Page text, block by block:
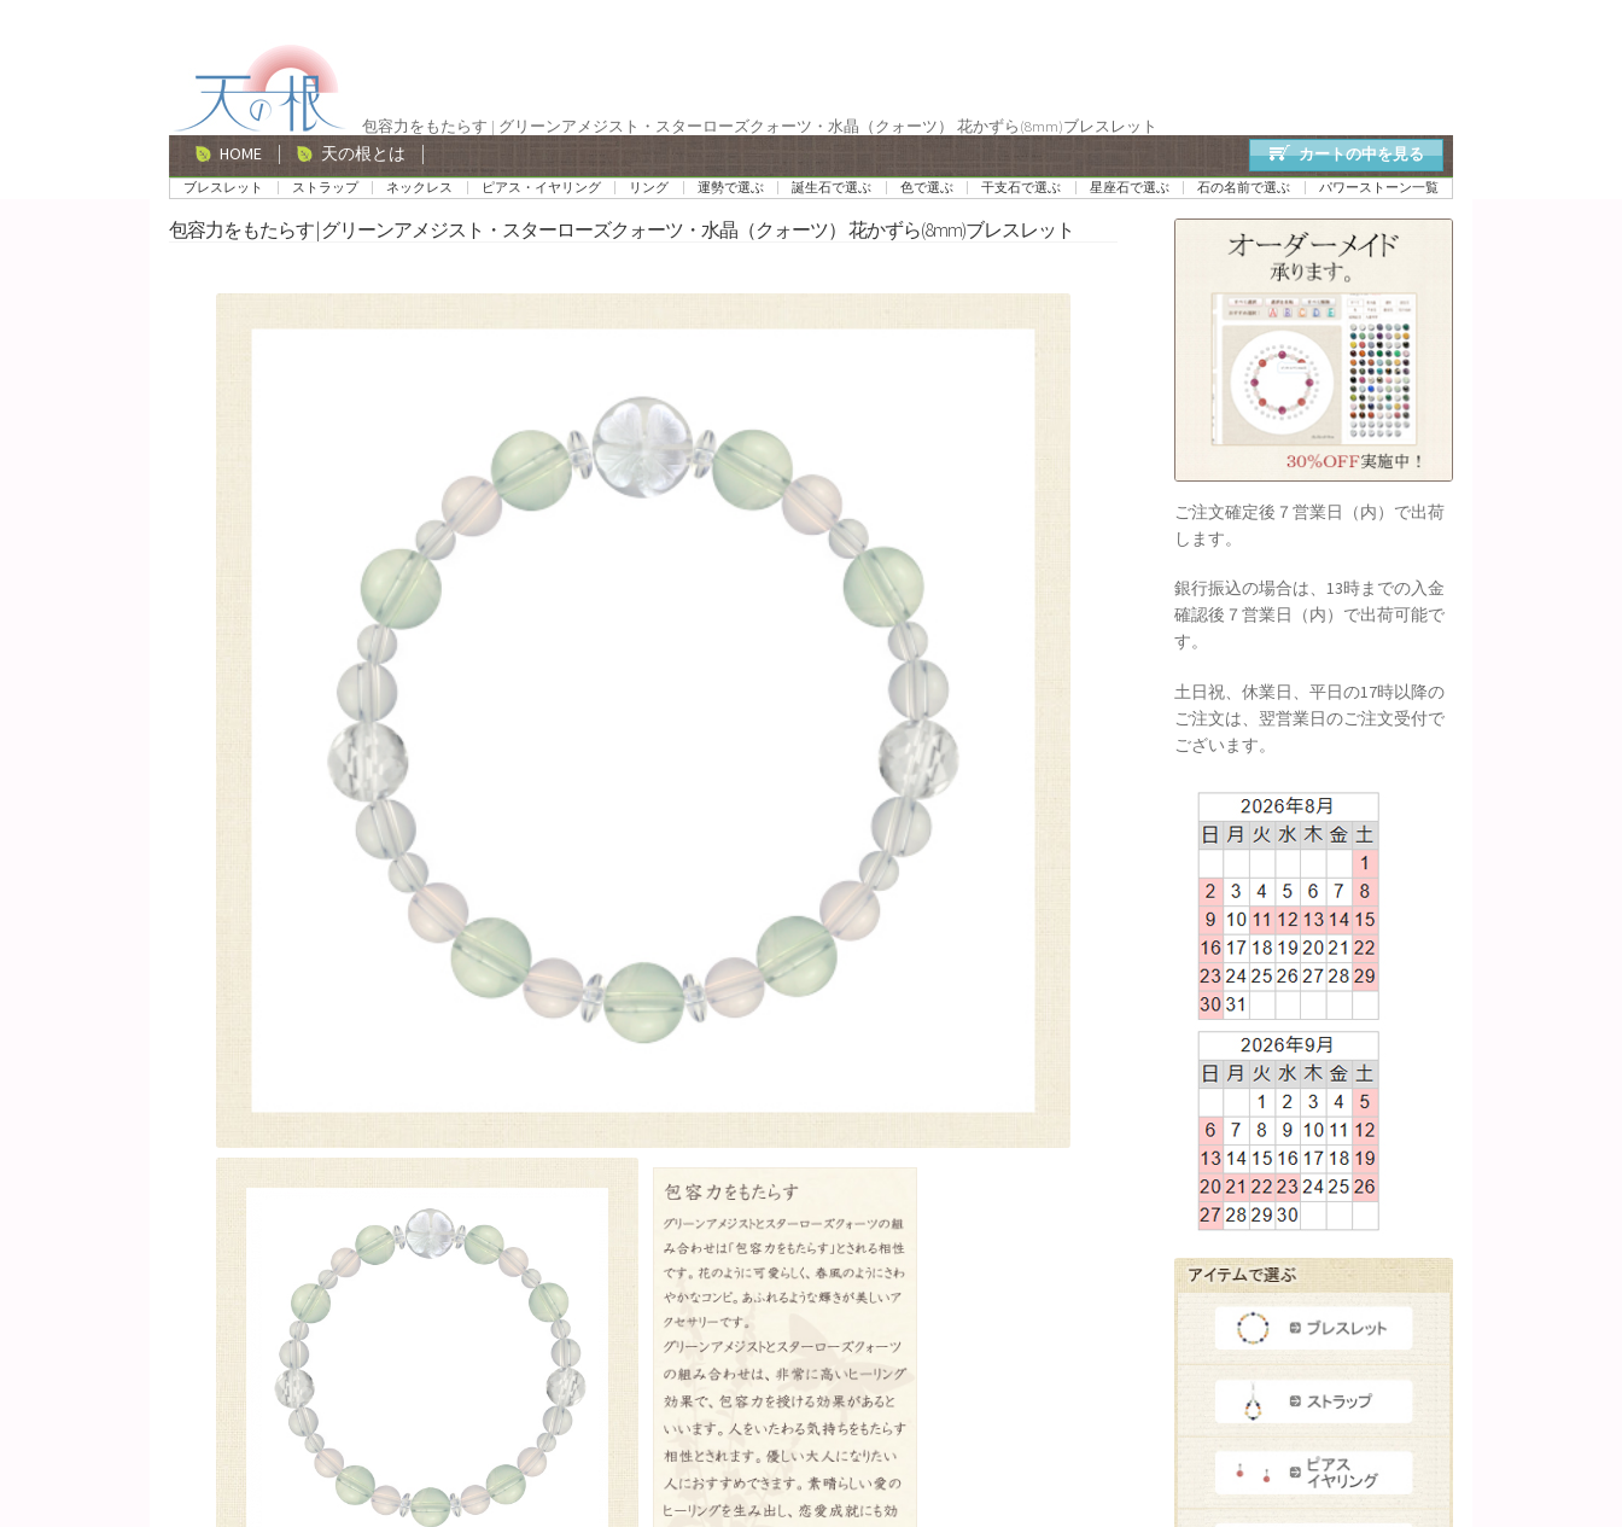
ー
シ
ョ
ン
ン
ツ
へ
ス
包容力をもたらす | グリーンアメジスト・スターローズクォーツ・水晶（クォーツ） 花かずら(8mm)ブレスレット
HOME 天の根とは カートの中を見る
ブレスレット ストラップ ネックレス ピアス・イヤリング リング 運勢で選ぶ 誕生石で選ぶ 色で選ぶ 干支石で選ぶ 星座石で選ぶ 石の名前で選ぶ パワーストーン一覧
包容力をもたらす | グリーンアメジスト・スターローズクォーツ・水晶（クォーツ） 花かずら(8mm)ブレスレット
ご注文確定後７営業日（内）で出荷
します。
銀行振込の場合は、13時までの入金
確認後７営業日（内）で出荷可能で
す。
土日祝、休業日、平日の17時以降の
ご注文は、翌営業日のご注文受付で
ございます。